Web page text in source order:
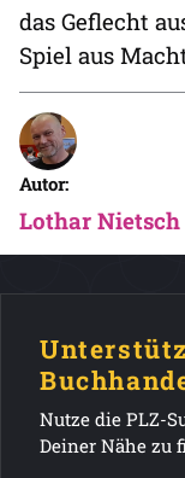
das Geflecht
Spiel aus
Autor:
Lothar Nietsch
Nutze die PLZ-
Deiner Nähe zu